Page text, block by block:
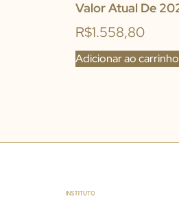
Valor Atual De
R$1.558,80
Adicionar ao carrinho